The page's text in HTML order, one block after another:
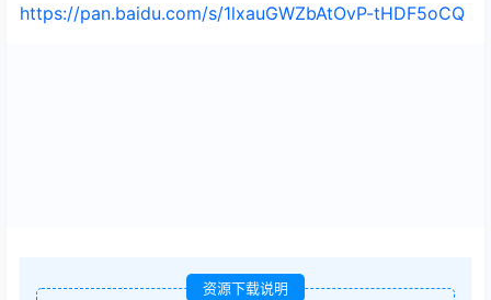
https://pan.baidu.com/s/1lxauGWZbAtOvP-tHDF5oCQ
资源下载说明